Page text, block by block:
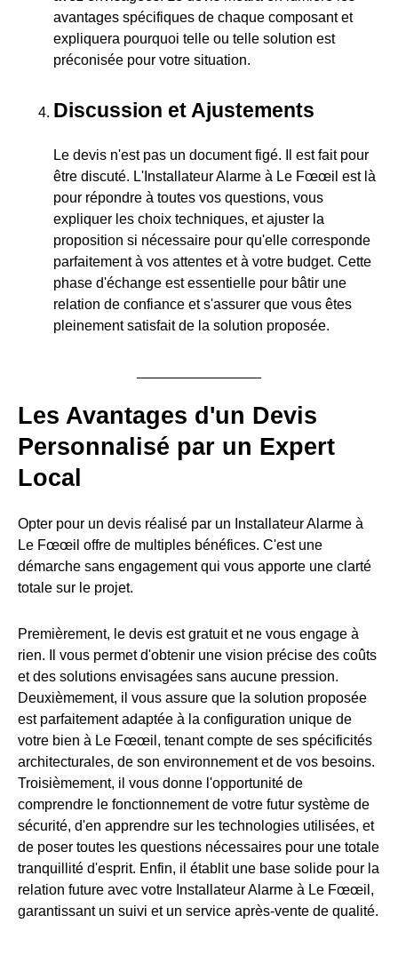
avantages spécifiques de chaque composant et
expliquera pourquoi telle ou telle solution est
préconisée pour votre situation.
Discussion et Ajustements
Le devis n'est pas un document figé. Il est fait pour
être discuté. L'Installateur Alarme à Le Fœœil est là
pour répondre à toutes vos questions, vous
expliquer les choix techniques, et ajuster la
proposition si nécessaire pour qu'elle corresponde
parfaitement à vos attentes et à votre budget. Cette
phase d'échange est essentielle pour bâtir une
relation de confiance et s'assurer que vous êtes
pleinement satisfait de la solution proposée.
Les Avantages d'un Devis
Personnalisé par un Expert
Local
Opter pour un devis réalisé par un Installateur Alarme à
Le Fœœil offre de multiples bénéfices. C'est une
démarche sans engagement qui vous apporte une clarté
totale sur le projet.
Premièrement, le devis est gratuit et ne vous engage à
rien. Il vous permet d'obtenir une vision précise des coûts
et des solutions envisagées sans aucune pression.
Deuxièmement, il vous assure que la solution proposée
est parfaitement adaptée à la configuration unique de
votre bien à Le Fœœil, tenant compte de ses spécificités
architecturales, de son environnement et de vos besoins.
Troisièmement, il vous donne l'opportunité de
comprendre le fonctionnement de votre futur système de
sécurité, d'en apprendre sur les technologies utilisées, et
de poser toutes les questions nécessaires pour une totale
tranquillité d'esprit. Enfin, il établit une base solide pour la
relation future avec votre Installateur Alarme à Le Fœœil,
garantissant un suivi et un service après-vente de qualité.